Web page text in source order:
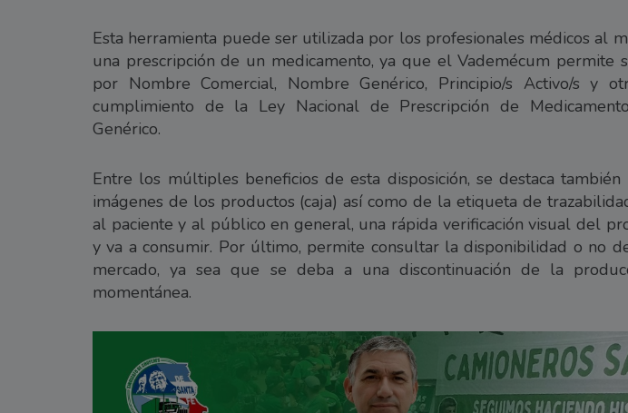
Esta herramienta puede ser utilizada por los profesionales médicos al
una prescripción de un medicamento, ya que el Vademécum permite
por Nombre Comercial, Nombre Genérico, Principio/s Activo/s y
cumplimiento de la Ley Nacional de Prescripción de
Genérico.
Entre los múltiples beneficios de esta disposición, se destaca
imágenes de los productos (caja) así como de la etiqueta de
al paciente y al público en general, una rápida verificación visual del
y va a consumir. Por último, permite consultar la disponibilidad o no
mercado, ya sea que se deba a una discontinuación de la
momentánea.